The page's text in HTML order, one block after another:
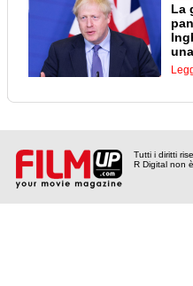
La
Tutti i diritti
R Digital non